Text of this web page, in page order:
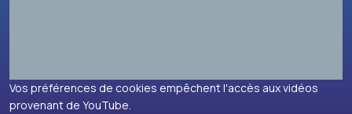
Vos préférences de cookies empêchent l'accès aux vidéos
provenant de YouTube.